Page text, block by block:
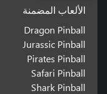
الألعاب المضمنة
Dragon Pinball
Jurassic Pinball
Pirates Pinball
Safari Pinball
Shark Pinball